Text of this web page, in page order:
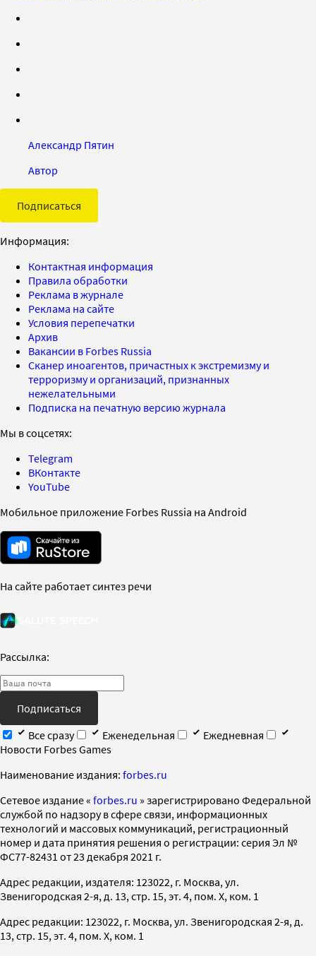
Александр Пятин
Автор
Подписаться
Информация:
Контактная информация
Правила обработки
Реклама в журнале
Реклама на сайте
Условия перепечатки
Архив
Вакансии в Forbes Russia
Сканер иноагентов, причастных к экстремизму и
терроризму и организаций, признанных
нежелательными
Подписка на печатную версию журнала
Мы в соцсетях:
Telegram
ВКонтакте
YouTube
Мобильное приложение Forbes Russia на Android
На сайте работает синтез речи
Рассылка:
Подписаться
Все сразу
Еженедельная
Ежедневная
Новости Forbes Games
Наименование издания: forbes.ru
Cетевое издание « forbes.ru » зарегистрировано Федеральной
службой по надзору в сфере связи, информационных
технологий и массовых коммуникаций, регистрационный
номер и дата принятия решения о регистрации: серия Эл №
ФС77-82431 от 23 декабря 2021 г.
Адрес редакции, издателя: 123022, г. Москва, ул.
Звенигородская 2-я, д. 13, стр. 15, эт. 4, пом. X, ком. 1
Адрес редакции: 123022, г. Москва, ул. Звенигородская 2-я, д.
13, стр. 15, эт. 4, пом. X, ком. 1